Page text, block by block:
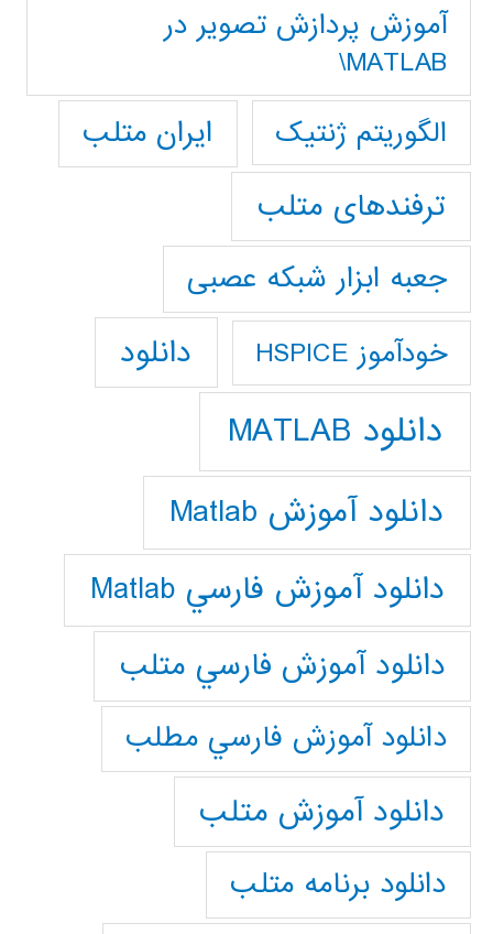
آموزش پردازش تصوير در
MATLAB\
الگوریتم ژنتیک
ایران متلب
ترفندهای متلب
جعبه ابزار شبکه عصبی
خودآموز HSPICE دانلود
دانلود MATLAB
دانلود آموزش Matlab
دانلود آموزش فارسي Matlab
دانلود آموزش فارسي متلب
دانلود آموزش فارسي مطلب
دانلود آموزش متلب
دانلود برنامه متلب